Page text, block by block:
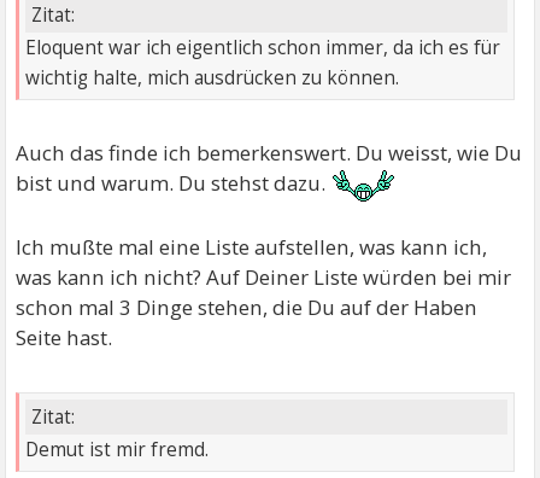
Zitat:
Eloquent war ich eigentlich schon immer, da ich es für
wichtig halte, mich ausdrücken zu können.
Auch das finde ich bemerkenswert. Du weisst, wie Du
bist und warum. Du stehst dazu.
Ich mußte mal eine Liste aufstellen, was kann ich,
was kann ich nicht? Auf Deiner Liste würden bei mir
schon mal 3 Dinge stehen, die Du auf der Haben
Seite hast.
Zitat:
Demut ist mir fremd.